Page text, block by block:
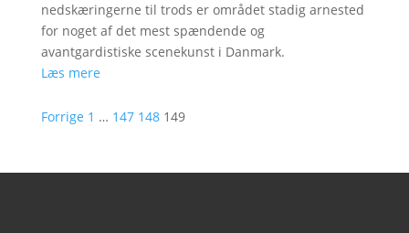
nedskæringerne til trods er området stadig arnested
for noget af det mest spændende og
avantgardistiske scenekunst i Danmark.
Læs mere
Forrige 1 … 147 148 149